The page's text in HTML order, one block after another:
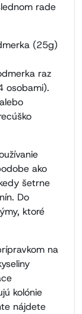
rade
(25g)
raz
osobami).
ako
šetrne
Do
ktoré
na
kolónie
nájdete